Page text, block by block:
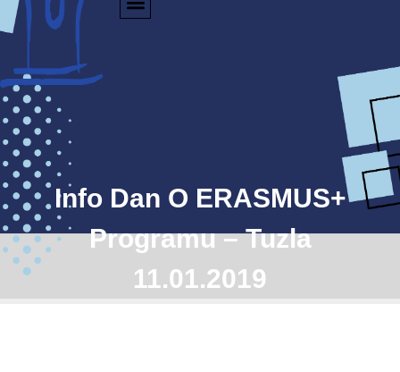
Info Dan O ERASMUS+
Programu – Tuzla
11.01.2019